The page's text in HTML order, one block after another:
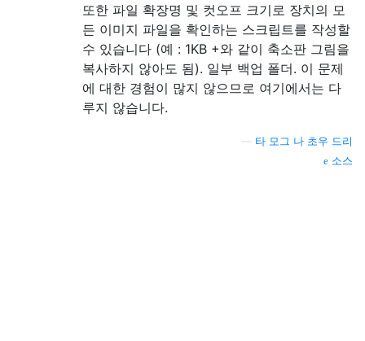
또한 파일 확장명 및 컷오프 크기로 장치의 모
든 이미지 파일을 확인하는 스크립트를 작성할
수 있습니다 (예 : 1KB +와 같이 축소판 그림을
복사하지 않아도 됨). 일부 백업 폴더. 이 문제
에 대한 경험이 많지 않으므로 여기에서는 다
루지 않습니다.
타 모그 나 초우 드리
소스